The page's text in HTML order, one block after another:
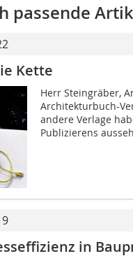
passende
Kette
Herr Steingräber,
Architekturbuch-
andere Verlage
Publizierens
in